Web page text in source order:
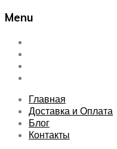
Menu
Skip
content
Главная
Доставка и Оплата
Блог
Контакты